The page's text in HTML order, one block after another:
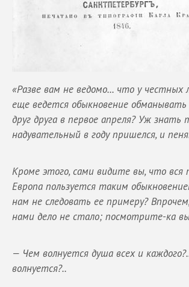
«Разве вам не ведомо... что у честных
еще ведется обыкновение
друг друга в первое апреля? Уж знать
надувательный в году пришелся, и
Кроме этого, сами видите вы, что вся
Европа пользуется таким
нам не следовать ее примеру?
нами дело не стало; посмотрите-ка
— Чем волнуется душа всех и
волнуется?..